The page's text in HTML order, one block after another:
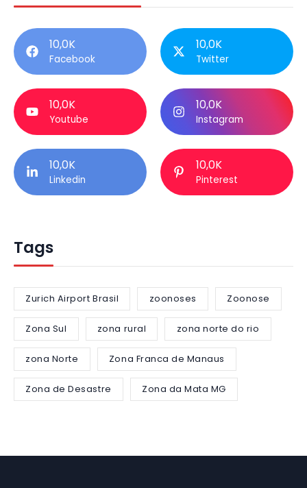
10,0K
Facebook
10,0K
Twitter
10,0K
Youtube
10,0K
Instagram
10,0K
Linkedin
10,0K
Pinterest
Tags
Zurich Airport Brasil zoonoses Zoonose
Zona Sul zona rural zona norte do rio
zona Norte Zona Franca de Manaus
Zona de Desastre Zona da Mata MG